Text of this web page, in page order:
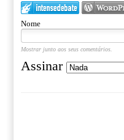
Nome
Mostrar junto aos seus comentários.
Assinar